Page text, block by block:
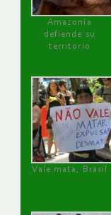
Amazonía
defiende su
territorio
Vale mata, Brasil